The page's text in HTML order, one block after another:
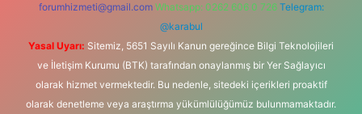
forumhizmeti@gmail.com Whatsapp: 0262 606 0 726 Telegram:
@karabul
Yasal Uyarı: Sitemiz, 5651 Sayılı Kanun gereğince Bilgi Teknolojileri
ve İletişim Kurumu (BTK) tarafından onaylanmış bir Yer Sağlayıcı
olarak hizmet vermektedir. Bu nedenle, sitedeki içerikleri proaktif
olarak denetleme veya araştırma yükümlülüğümüz bulunmamaktadır.